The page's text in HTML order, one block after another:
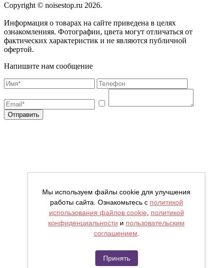
Copyright © noisestop.ru 2026.
Информация о товарах на сайте приведена в целях
ознакомленияя. Фотографии, цвета могут отличаться от
фактических характеристик и не являются публичной
офертой.
Напишите нам сообщение
Отправить
Мы используем файлы cookie для улучшения
работы сайта. Ознакомьтесь с политикой
использования файлов cookie
политикой
конфиденциальности и пользовательским
соглашением
Принять